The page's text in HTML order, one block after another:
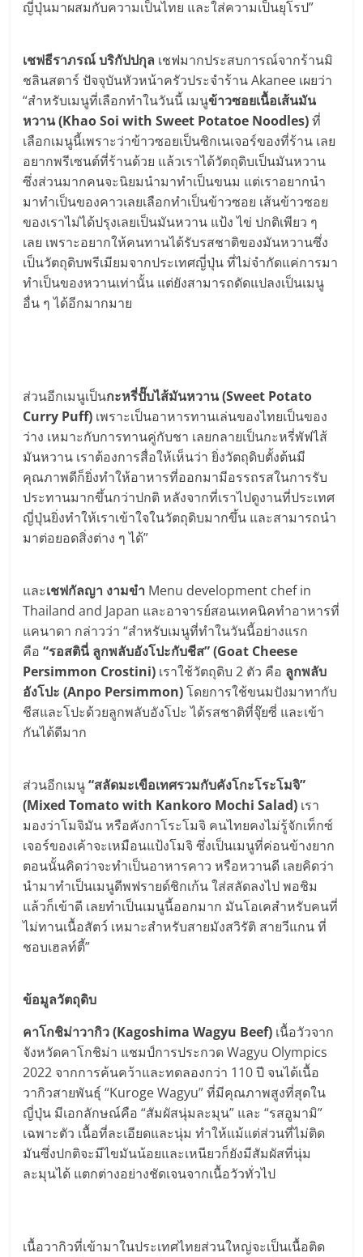
ญี่ปุ่นมาผสมกับความเป็นไทย และใส่ความเป็นยุโรป”
เชฟธีราภรณ์ บริกัปปกุล เชฟมากประสบการณ์จากร้านมิ
ชลินสตาร์ ปัจจุบันหัวหน้าครัวประจำร้าน Akanee เผยว่า
“สำหรับเมนูที่เลือกทำในวันนี้ เมนูข้าวซอยเนื้อเส้นมัน
หวาน (Khao Soi with Sweet Potatoe Noodles)ที่
เลือกเมนูนี้เพราะว่าข้าวซอยเป็นซิกเนเจอร์ของที่ร้าน เลย
อยากพรีเซนต์ที่ร้านด้วย แล้วเราได้วัตถุดิบเป็นมันหวาน
ซึ่งส่วนมากคนจะนิยมนำมาทำเป็นขนม แต่เราอยากนำ
มาทำเป็นของคาวเลยเลือกทำเป็นข้าวซอย เส้นข้าวซอย
ของเราไม่ได้ปรุงเลยเป็นมันหวาน แป้ง ไข่ ปกติเพียว ๆ
เลย เพราะอยากให้คนทานได้รับรสชาติของมันหวานซึ่ง
เป็นวัตถุดิบพรีเมียมจากประเทศญี่ปุ่น ที่ไม่จำกัดแค่การมา
ทำเป็นของหวานเท่านั้น แต่ยังสามารถดัดแปลงเป็นเมนู
อื่น ๆ ได้อีกมากมาย
ส่วนอีกเมนูเป็นกะหรี่ปั๊บไส้มันหวาน (Sweet Potato
Curry Puff) เพราะเป็นอาหารทานเล่นของไทยเป็นของ
ว่าง เหมาะกับการทานคู่กับชา เลยกลายเป็นกะหรี่พัฟไส้
มันหวาน เราต้องการสื่อให้เห็นว่า ยิ่งวัตถุดิบตั้งต้นมี
คุณภาพดีก็ยิ่งทำให้อาหารที่ออกมามีอรรถรสในการรับ
ประทานมากขึ้นกว่าปกติ หลังจากที่เราไปดูงานที่ประเทศ
ญี่ปุ่นยิ่งทำให้เราเข้าใจในวัตถุดิบมากขึ้น และสามารถนำ
มาต่อยอดสิ่งต่าง ๆ ได้”
และเชฟกัลญา งามขำ Menu development chef in
Thailand and Japan และอาจารย์สอนเทคนิคทำอาหารที่
แคนาดา กล่าวว่า “สำหรับเมนูที่ทำในวันนี้อย่างแรก
คือ“รอสตินี่ ลูกพลับอังโปะกับชีส” (Goat Cheese
Persimmon Crostini) เราใช้วัตถุดิบ 2 ตัว คือ ลูกพลับ
อังโปะ (Anpo Persimmon)โดยการใช้ขนมปังมาทากับ
ชีสและโปะด้วยลูกพลับอังโปะ ได้รสชาติที่จุ๊ยซี่ และเข้า
กันได้ดีมาก
ส่วนอีกเมนู“สลัดมะเขือเทศรวมกับคังโกะโระโมจิ”
(Mixed Tomato with Kankoro Mochi Salad) เรา
มองว่าโมจิมัน หรือคังกาโระโมจิ คนไทยคงไม่รู้จักเท็กซ์
เจอร์ของเค้าจะเหมือนแป้งโมจิ ซึ่งเป็นเมนูที่ค่อนข้างยาก
ตอนนั้นคิดว่าจะทำเป็นอาหารคาว หรือหวานดี เลยคิดว่า
นำมาทำเป็นเมนูดีพฟรายด์ชิกเก้น ใส่สลัดลงไป พอชิม
แล้วก็เข้าดี เลยทำเป็นเมนูนี้ออกมาก มันโอเคสำหรับคนที่
ไม่ทานเนื้อสัตว์ เหมาะสำหรับสายมังสวิรัติ สายวีแกน ที่
ชอบเฮลท์ตี้”
ข้อมูลวัตถุดิบ
คาโกชิม่าวากิว (Kagoshima Wagyu Beef) เนื้อวัวจาก
จังหวัดคาโกชิม่า แชมป์การประกวด Wagyu Olympics
2022 จากการค้นคว้าและทดลองกว่า 110 ปี จนได้เนื้อ
วากิวสายพันธุ์ “Kuroge Wagyu” ที่มีคุณภาพสูงที่สุดใน
ญี่ปุ่น มีเอกลักษณ์คือ “สัมผัสนุ่มละมุน” และ “รสอูมามิ”
เฉพาะตัว เนื้อที่ละเอียดและนุ่ม ทำให้แม้แต่ส่วนที่ไม่ติด
มันซึ่งปกติจะมีไขมันน้อยและเหนียวก็ยังมีสัมผัสที่นุ่ม
ละมุนได้ แตกต่างอย่างชัดเจนจากเนื้อวัวทั่วไป
เนื้อวากิวที่เข้ามาในประเทศไทยส่วนใหญ่จะเป็นเนื้อติด